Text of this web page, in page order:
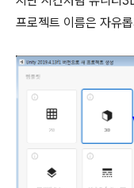
프로젝트 이름은 자유